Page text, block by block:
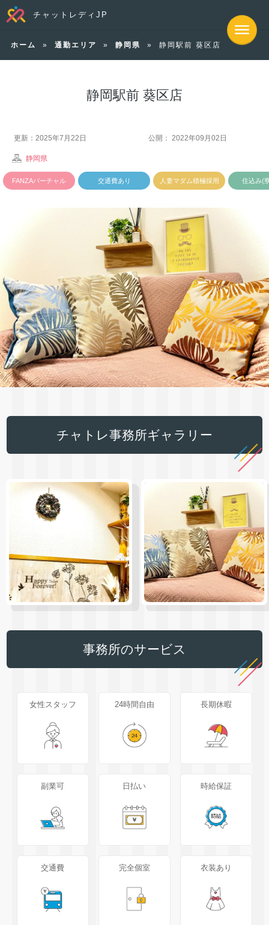
チャットレディJP
ホーム » 通勤エリア » 静岡県 » 静岡駅前 葵区店
静岡駅前 葵区店
更新：2025年7月22日 公開： 2022年09月02日
静岡県
FANZAバーチャル 交通費あり 人妻マダム積極採用 住込み(
チャトレ事務所ギャラリー
事務所のサービス
女性スタッフ 24時間自由 長期休暇
副業可 日払い 時給保証
交通費 完全個室 衣装あり